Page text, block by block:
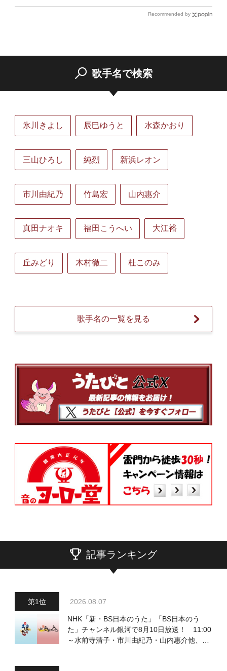
Recommended by
歌手名で検索
氷川きよし 辰巳ゆうと 水森かおり
三山ひろし 純烈 新浜レオン
市川由紀乃 竹島宏 山内惠介
真田ナオキ 福田こうへい 大江裕
丘みどり 木村徹二 杜このみ
歌手名の一覧を見る
記事ランキング
2026.08.07
NHK「新・BS日本のうた」「BS日本のう
た」チャンネル銀河で8月10日放送！ 11:00
～水前寺清子・市川由紀乃・山内惠介他、